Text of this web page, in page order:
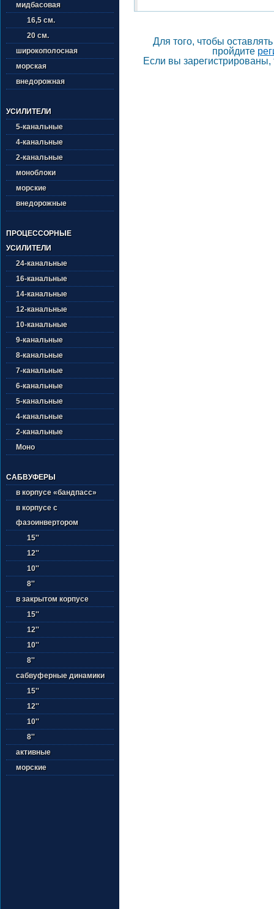
мидбасовая
16,5 см.
20 см.
широкополосная
морская
внедорожная
УСИЛИТЕЛИ
5-канальные
4-канальные
2-канальные
моноблоки
морские
внедорожные
ПРОЦЕССОРНЫЕ
УСИЛИТЕЛИ
24-канальные
16-канальные
14-канальные
12-канальные
10-канальные
9-канальные
8-канальные
7-канальные
6-канальные
5-канальные
4-канальные
2-канальные
Моно
САБВУФЕРЫ
в корпусе «бандпасс»
в корпусе с
фазоинвертором
15''
12''
10''
8''
в закрытом корпусе
15''
12''
10''
8''
сабвуферные динамики
15''
12''
10''
8''
активные
морские
Для того, чтобы
пройдите
Если вы